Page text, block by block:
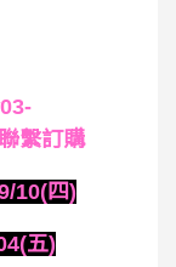
繫訂購
10(四)
五)